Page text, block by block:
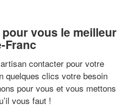
vous le meilleur
Franc
contacter pour votre
quelques clics votre besoin
pour vous et vous mettons
vous faut !